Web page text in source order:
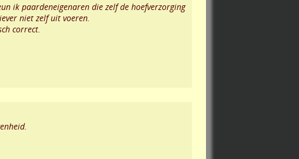
ik paardeneigenaren die zelf de hoefverzorging
niet zelf uit voeren.
correct.